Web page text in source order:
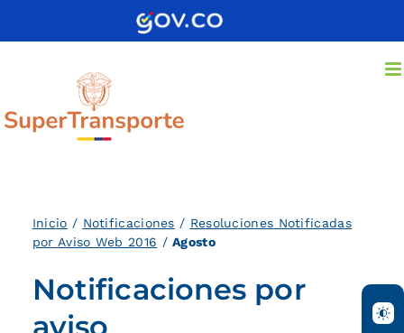
Inicio / Notificaciones / Resoluciones Notificadas
por Aviso Web 2016 /Agosto
Notificaciones por